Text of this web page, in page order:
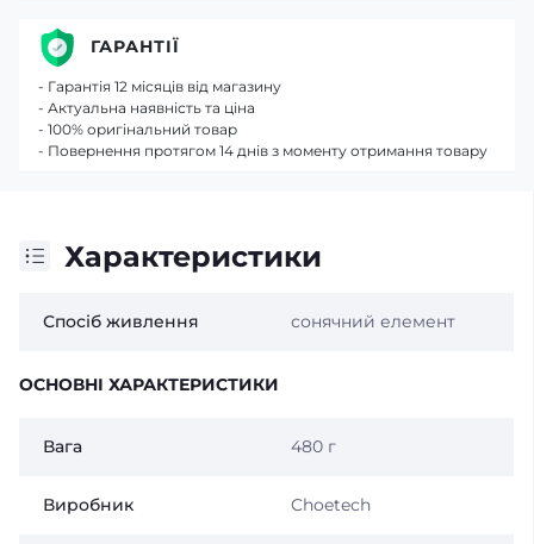
Характеристики
Спосіб живлення сонячний елемент
ОСНОВНІ ХАРАКТЕРИСТИКИ
Вага 480 г
Виробник Choetech
ГАРАНТІЇ
- Гарантія 12 місяців від магазину
- Актуальна наявність та ціна
- 100% оригінальний товар
- Повернення протягом 14 днів з моменту отримання товару